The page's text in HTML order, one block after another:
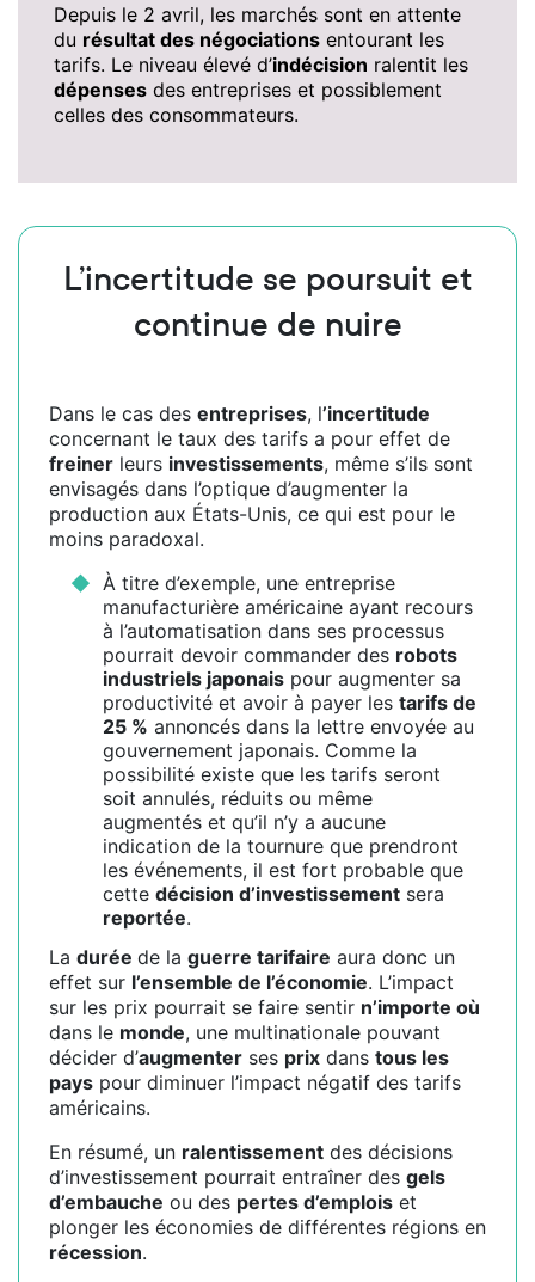
Depuis le 2 avril, les marchés sont en attente
du résultat des négociations entourant les
tarifs. Le niveau élevé d’indécision ralentit les
dépenses des entreprises et possiblement
celles des consommateurs.
L’incertitude se poursuit et
continue de nuire
Dans le cas des entreprises, l’incertitude
concernant le taux des tarifs a pour effet de
freiner leurs investissements, même s’ils sont
envisagés dans l’optique d’augmenter la
production aux États-Unis, ce qui est pour le
moins paradoxal.
À titre d’exemple, une entreprise
manufacturière américaine ayant recours
à l’automatisation dans ses processus
pourrait devoir commander des robots
industriels japonaispour augmenter sa
productivité et avoir à payer les tarifs de
25 % annoncés dans la lettre envoyée au
gouvernement japonais. Comme la
possibilité existe que les tarifs seront
soit annulés, réduits ou même
augmentés et qu’il n’y a aucune
indication de la tournure que prendront
les événements, il est fort probable que
cette décision d’investissementsera
reportée.
La durée de la guerre tarifaire aura donc un
effet sur l’ensemble de l’économie. L’impact
sur les prix pourrait se faire sentir n’importe où
dans le monde, une multinationale pouvant
décider d’augmenter ses prix dans tous les
pays pour diminuer l’impact négatif des tarifs
américains.
En résumé, un ralentissement des décisions
d’investissement pourrait entraîner des gels
d’embauche ou des pertes d’emplois et
plonger les économies de différentes régions en
récession.